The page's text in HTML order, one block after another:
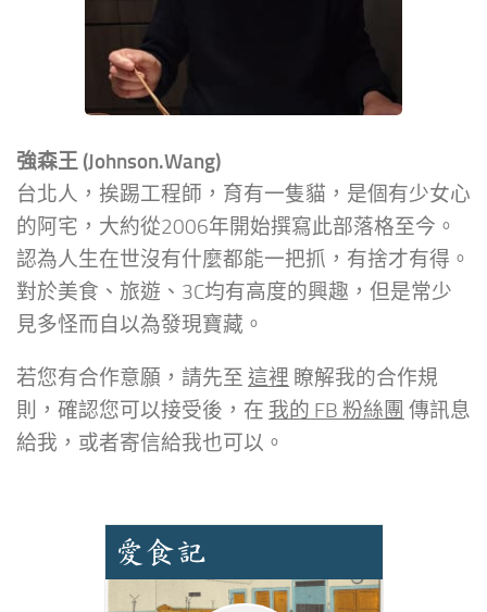
強森王 (Johnson.Wang)
台北人，挨踢工程師，育有一隻貓，是個有少女心
的阿宅，大約從2006年開始撰寫此部落格至今。
認為人生在世沒有什麼都能一把抓，有捨才有得。
對於美食、旅遊、3C均有高度的興趣，但是常少
見多怪而自以為發現寶藏。
若您有合作意願，請先至 這裡 瞭解我的合作規
則，確認您可以接受後，在 我的 FB 粉絲團 傳訊息
給我，或者寄信給我也可以。